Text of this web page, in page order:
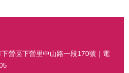
營區下營里中山路一段170號｜電